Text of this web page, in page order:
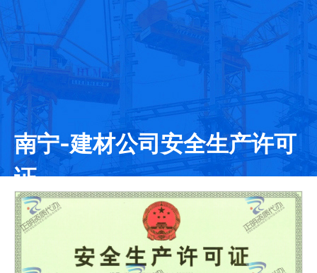
南宁-建材公司安全生产许可
证
发证日期：2021-01-06